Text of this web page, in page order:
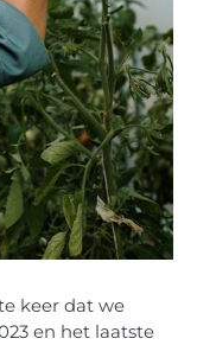
keer dat we
en het laatste